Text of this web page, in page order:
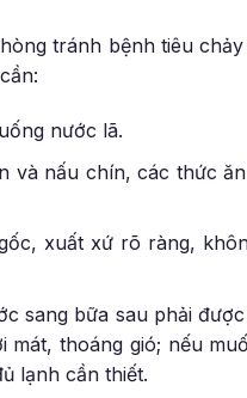
tránh bệnh tiêu
nước lã.
và nấu chín, các thức
xuất xứ rõ ràng,
sang bữa sau phải
thoáng gió; nếu
lạnh cần thiết.